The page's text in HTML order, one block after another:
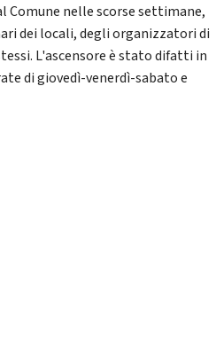
Comune nelle scorse settimane,
dei locali, degli organizzatori di
L'ascensore è stato difatti in
di giovedì-venerdì-sabato e